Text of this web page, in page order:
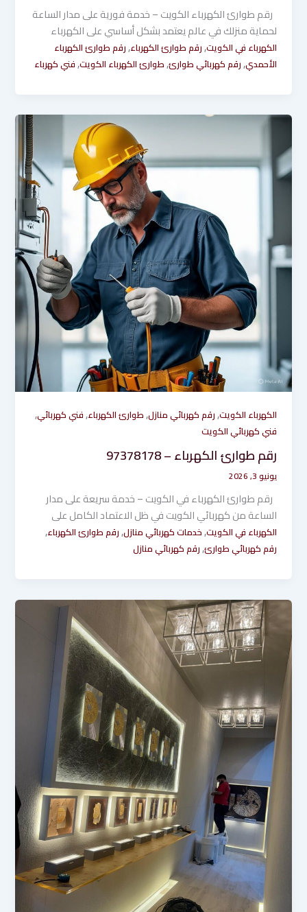
رقم طوارئ الكهرباء الكويت – خدمة فورية على مدار الساعة
لحماية منزلك في عالم يعتمد بشكل أساسي على الكهرباء
الكهرباء في الكويت,رقم طوارئ الكهرباء,رقم طوارئ الكهرباء
الأحمدي,رقم كهربائي طوارئ,طوارئ الكهرباء الكويت,فني كهرباء
الكهرباء الكويت,رقم كهربائي منازل,طوارئ الكهرباء,فني كهربائي,
فني كهربائي الكويت
رقم طوارئ الكهرباء – 97378178
يونيو 3, 2026
رقم طوارئ الكهرباء في الكويت – خدمة سريعة على مدار
الساعة من كهربائي الكويت في ظل الاعتماد الكامل على
الكهرباء في الكويت,خدمات كهربائي منازل,رقم طوارئ الكهرباء,
رقم كهربائي طوارئ,رقم كهربائي منازل